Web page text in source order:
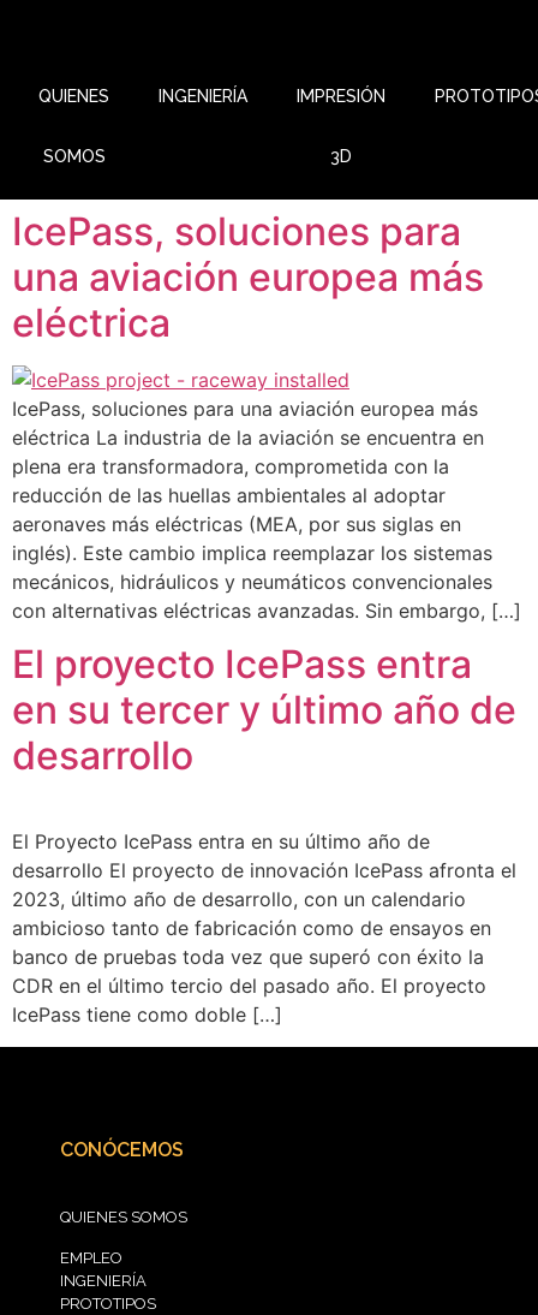
QUIENES
SOMOS
INGENIERÍA IMPRESIÓN
3D
IcePass, soluciones para
una aviación europea más
eléctrica
IcePass, soluciones para una aviación europea más
eléctrica La industria de la aviación se encuentra en
plena era transformadora, comprometida con la
reducción de las huellas ambientales al adoptar
aeronaves más eléctricas (MEA, por sus siglas en
inglés). Este cambio implica reemplazar los sistemas
mecánicos, hidráulicos y neumáticos convencionales
con alternativas eléctricas avanzadas. Sin embargo, […]
El proyecto IcePass entra
en su tercer y último año de
desarrollo
El Proyecto IcePass entra en su último año de
desarrollo El proyecto de innovación IcePass afronta el
2023, último año de desarrollo, con un calendario
ambicioso tanto de fabricación como de ensayos en
banco de pruebas toda vez que superó con éxito la
CDR en el último tercio del pasado año. El proyecto
IcePass tiene como doble […]
CONÓCEMOS
QUIENES SOMOS
EMPLEO
INGENIERÍA
PROTOTIPOS